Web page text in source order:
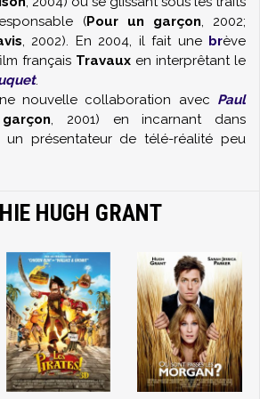
(Pour un garçon, 2002;
, 2002). En 2004, il fait une brève
français Travaux en interprêtant le
.
nouvelle collaboration avec Paul
, 2001) en incarnant dans
un présentateur de télé-réalité peu
HUGH GRANT